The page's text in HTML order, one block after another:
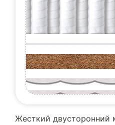
Жесткий двусторонний